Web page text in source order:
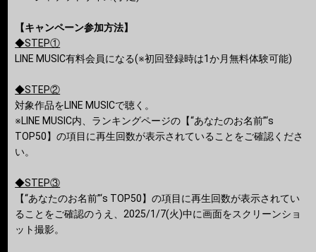
【キャンペーン参加方法】
◆STEP①
LINE MUSIC有料会員になる(※初回登録時は1か月無料体験可能)
◆STEP②
対象作品をLINE MUSICで聴く。
※LINE MUSIC内、ランキングページの【“あなたのお名前”‘s
TOP50】の項目に再生回数が表示されていることをご確認くださ
い。
◆STEP③
【“あなたのお名前”‘s TOP50】の項目に再生回数が表示されてい
ることをご確認のうえ、2025/1/7(火)中に画面をスクリーンショ
ット撮影。